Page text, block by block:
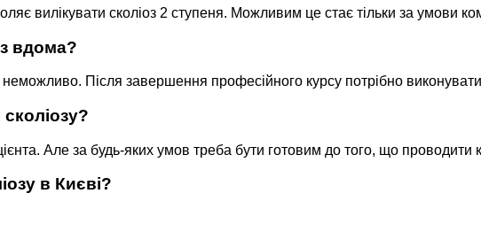
вилікувати сколіоз 2 ступеня. Можливим це стає тільки за умови
вдома?
неможливо. Після завершення професійного курсу потрібно
Але за будь-яких умов треба бути готовим до того, що
в Києві?